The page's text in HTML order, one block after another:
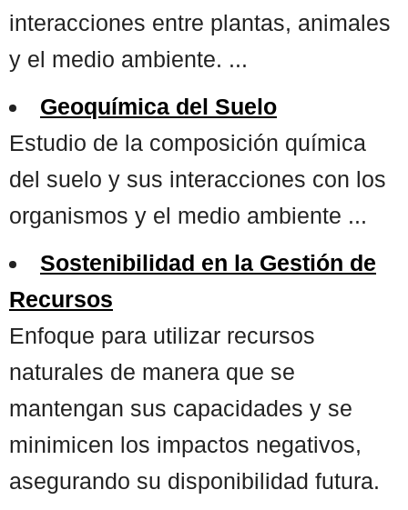
interacciones entre plantas, animales
y el medio ambiente. ...
Geoquímica del Suelo
Estudio de la composición química
del suelo y sus interacciones con los
organismos y el medio ambiente ...
Sostenibilidad en la Gestión de
Recursos
Enfoque para utilizar recursos
naturales de manera que se
mantengan sus capacidades y se
minimicen los impactos negativos,
asegurando su disponibilidad futura.